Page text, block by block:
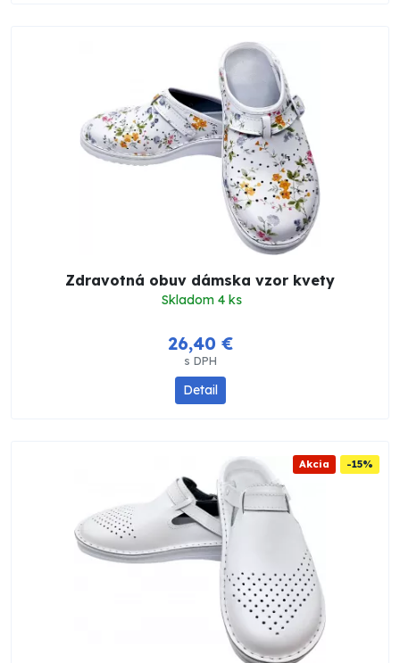
Zdravotná obuv dámska vzor kvety
Skladom 4 ks
26,40 €
s DPH
Detail
Akcia -15%